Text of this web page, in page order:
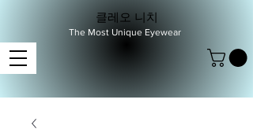
클레오 니치
The Most Unique Eyewear